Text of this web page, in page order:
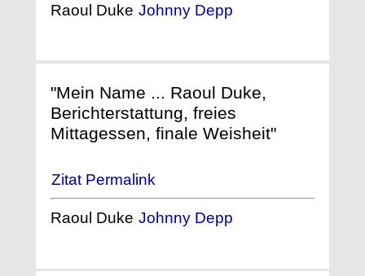
Raoul Duke Johnny Depp
"Mein Name ... Raoul Duke,
Berichterstattung, freies
Mittagessen, finale Weisheit"
Zitat Permalink
Raoul Duke Johnny Depp